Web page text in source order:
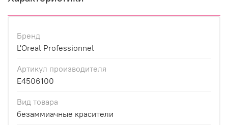
Бренд
L'Oreal Professionnel
Артикул производителя
E4506100
Вид товара
безаммиачные красители